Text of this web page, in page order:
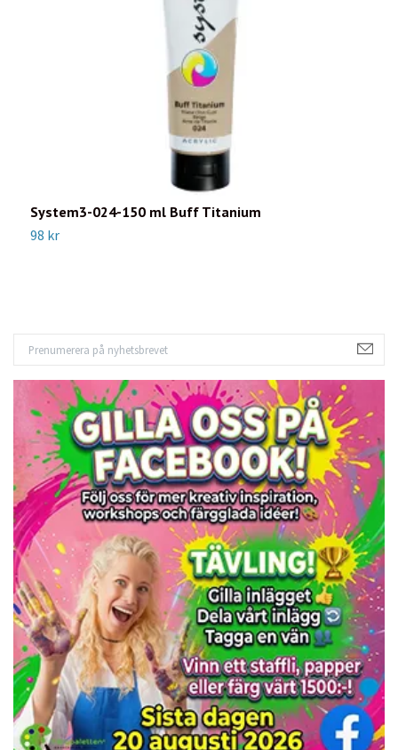
System3-024-150 ml Buff Titanium
98 kr